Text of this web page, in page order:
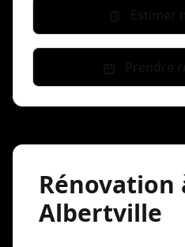
Rénovation
Albertville